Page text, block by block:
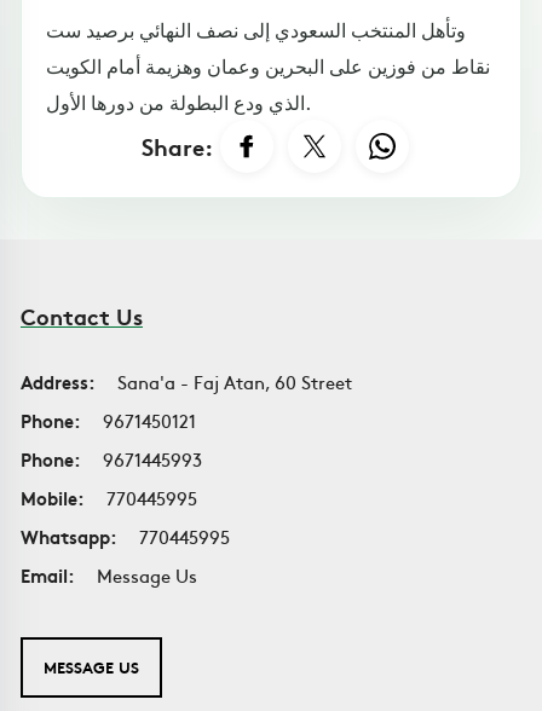
وتأهل المنتخب السعودي إلى نصف النهائي برصيد ست
نقاط من فوزين على البحرين وعمان وهزيمة أمام الكويت
الذي ودع البطولة من دورها الأول.
Share:
Contact Us
Address:
Sana'a - Faj Atan, 60 Street
Phone:
9671450121
Phone:
9671445993
Mobile:
770445995
Whatsapp:
770445995
Email:
Message Us
MESSAGE US